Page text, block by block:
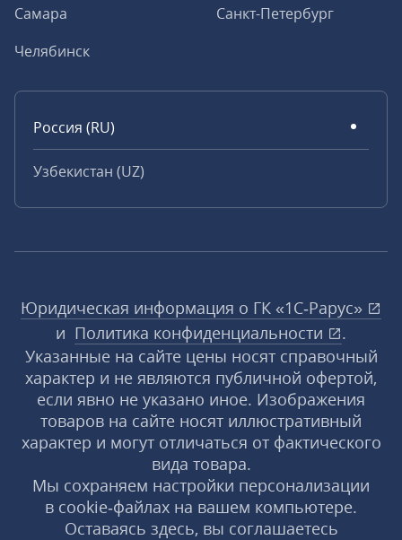
Самара
Санкт-Петербург
Челябинск
Россия (RU)
Узбекистан (UZ)
Юридическая информация о ГК «1С‑Рарус»
и Политика конфиденциальности
.
Указанные на сайте цены носят справочный
характер и не являются публичной офертой,
если явно не указано иное. Изображения
товаров на сайте носят иллюстративный
характер и могут отличаться от фактического
вида товара.
Мы сохраняем настройки персонализации
в cookie‑файлах на вашем компьютере.
Оставаясь здесь, вы соглашаетесь